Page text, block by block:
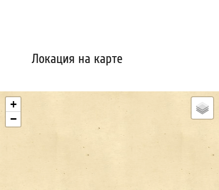
Локация на карте
+
−